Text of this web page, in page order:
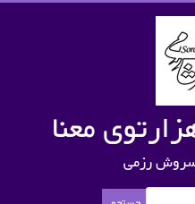
معنا
رزمی